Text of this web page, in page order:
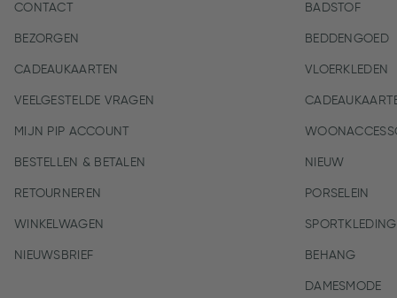
CONTACT
BEZORGEN
CADEAUKAARTEN
VEELGESTELDE VRAGEN
MIJN PIP ACCOUNT
BESTELLEN & BETALEN
RETOURNEREN
WINKELWAGEN
NIEUWSBRIEF
BADSTOF
BEDDENGOED
VLOERKLEDEN
NIEUW
PORSELEIN
SPORTKLEDING
BEHANG
DAMESMODE